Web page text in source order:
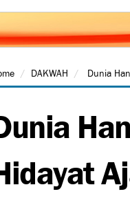
DAKWAH Dunia